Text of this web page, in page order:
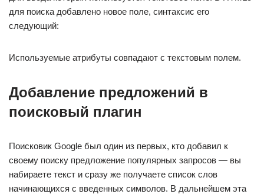
для поиска добавлено новое поле, синтаксис его
следующий:
Используемые атрибуты совпадают с текстовым полем.
Добавление предложений в
поисковый плагин
Поисковик Google был один из первых, кто добавил к
своему поиску предложение популярных запросов — вы
набираете текст и сразу же получаете список слов
начинающихся с введенных символов. В дальнейшем эта